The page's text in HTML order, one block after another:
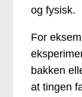
og fysisk.
For
bakken
at tingen